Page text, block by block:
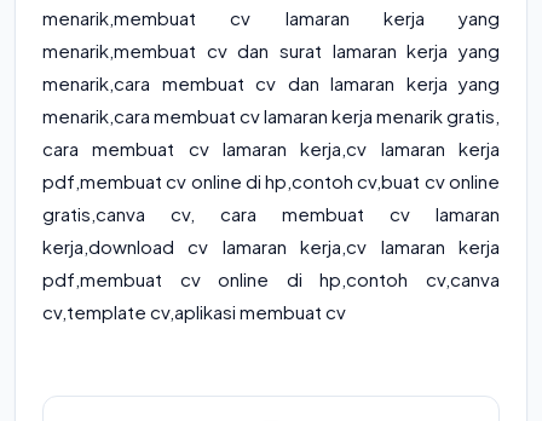
menarik,membuat cv lamaran kerja yang
menarik,membuat cv dan surat lamaran kerja yang
menarik,cara membuat cv dan lamaran kerja yang
menarik,cara membuat cv lamaran kerja menarik gratis,
cara membuat cv lamaran kerja,cv lamaran kerja
pdf,membuat cv online di hp,contoh cv,buat cv online
gratis,canva cv, cara membuat cv lamaran
kerja,download cv lamaran kerja,cv lamaran kerja
pdf,membuat cv online di hp,contoh cv,canva
cv,template cv,aplikasi membuat cv